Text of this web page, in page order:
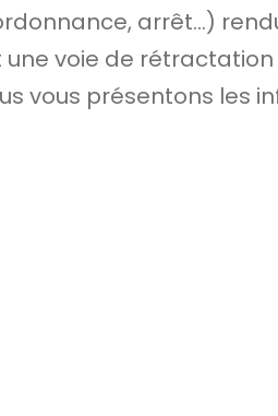
arrêt…)
une voie de rétractation
vous présentons les